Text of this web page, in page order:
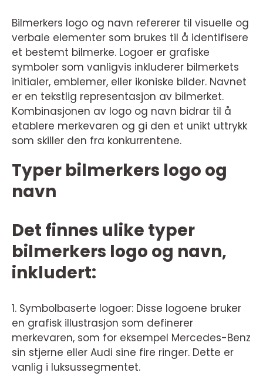
Bilmerkers logo og navn refererer til visuelle og
verbale elementer som brukes til å identifisere
et bestemt bilmerke. Logoer er grafiske
symboler som vanligvis inkluderer bilmerkets
initialer, emblemer, eller ikoniske bilder. Navnet
er en tekstlig representasjon av bilmerket.
Kombinasjonen av logo og navn bidrar til å
etablere merkevaren og gi den et unikt uttrykk
som skiller den fra konkurrentene.
Typer bilmerkers logo og
navn
Det finnes ulike typer
bilmerkers logo og navn,
inkludert:
1. Symbolbaserte logoer: Disse logoene bruker
en grafisk illustrasjon som definerer
merkevaren, som for eksempel Mercedes-Benz
sin stjerne eller Audi sine fire ringer. Dette er
vanlig i luksussegmentet.